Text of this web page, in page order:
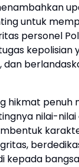
untuk
personel
kepolisian
dan
hikmat penuh
nilai-nilai
kepada